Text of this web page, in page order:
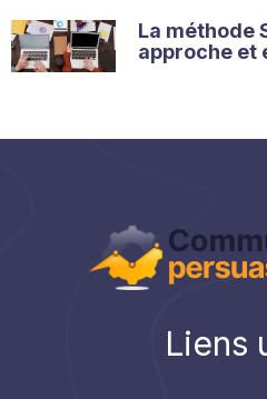
La méthode
approche et
Liens